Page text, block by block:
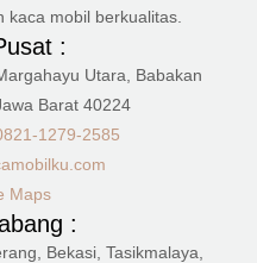
kaca mobil berkualitas.
:
Utara, Babakan
Barat 40224
1279-2585
Maps
:
Bekasi, Tasikmalaya,